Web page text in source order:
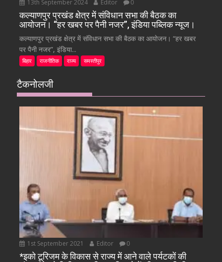
13th September 2024 Editor 0
कल्याणपुर प्रखंड क्षेत्र में संविधान सभा की बैठक का
आयोजन। “हर खबर पर पैनी नजर”, इंडिया पब्लिक न्यूज।
कल्याणपुर प्रखंड क्षेत्र में संविधान सभा की बैठक का आयोजन। “हर खबर
पर पैनी नजर”, इंडिया...
बिहार राजनीतिक राज्य समस्तीपुर
टैकनोलजी
1st September 2021 Editor 0
*इको टूरिजम के विकास से राज्य में आने वाले पर्यटकों की